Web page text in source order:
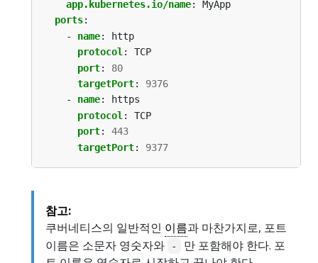
app.kubernetes.io/name:
MyApp
ports:
- name:
http
protocol:
TCP
port:
80
targetPort:
9376
- name:
https
protocol :
TCP
port:
443
targetPort: 9377
참고:
쿠버네티스의 일반적인 이름과 마찬가지로, 포트
이름은 소문자 영숫자와
-
만 포함해야 한다. 포